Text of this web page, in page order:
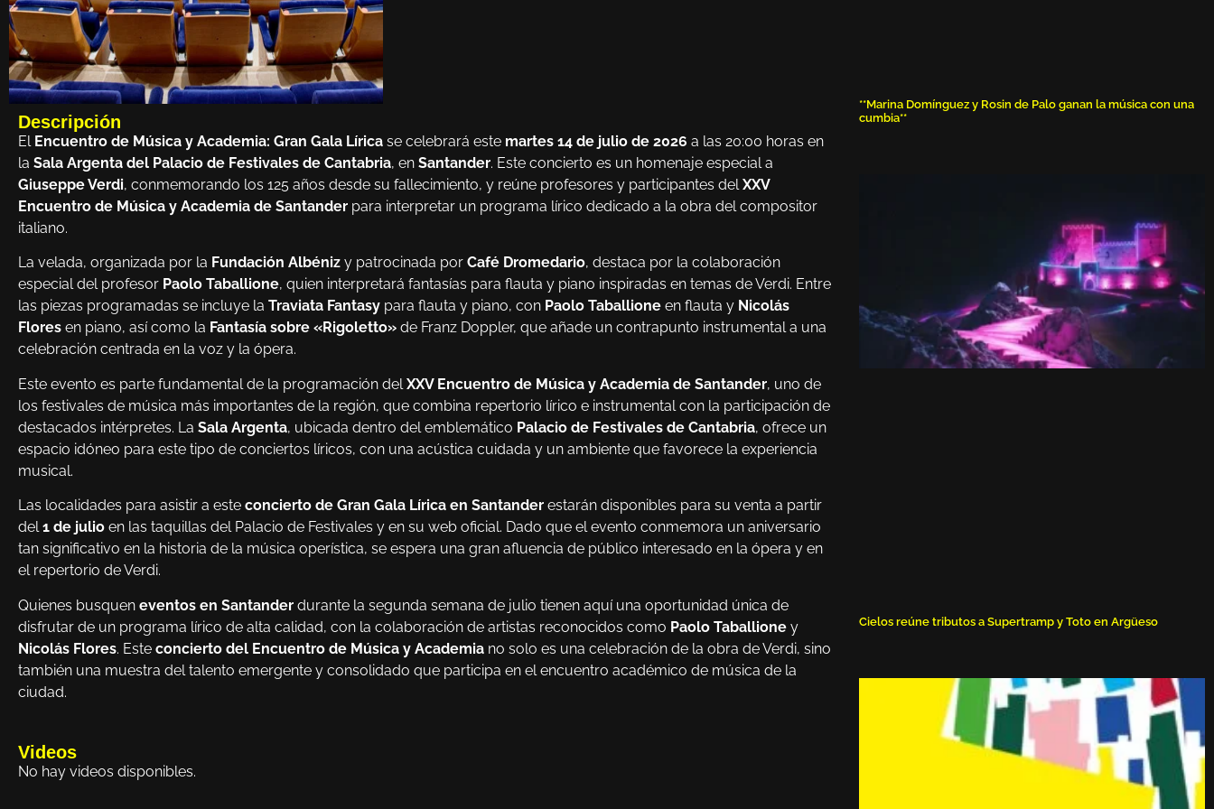
Descripción
El Encuentro de Música y Academia: Gran Gala Lírica se celebrará este martes 14 de julio de 2026 a las 20:00 horas en
la Sala Argenta del Palacio de Festivales de Cantabria, en Santander. Este concierto es un homenaje especial a
Giuseppe Verdi, conmemorando los 125 años desde su fallecimiento, y reúne profesores y participantes delXXV
Encuentro de Música y Academia de Santander para interpretar un programa lírico dedicado a la obra del compositor
italiano.
La velada, organizada por la Fundación Albéniz y patrocinada por Café Dromedario, destaca por la colaboración
especial del profesor Paolo Taballione, quien interpretará fantasías para flauta y piano inspiradas en temas de Verdi. Entre
las piezas programadas se incluye la Traviata Fantasy para flauta y piano, con Paolo Taballione en flauta y Nicolás
Flores en piano, así como la Fantasía sobre «Rigoletto» de Franz Doppler, que añade un contrapunto instrumental a una
celebración centrada en la voz y la ópera.
Este evento es parte fundamental de la programación del XXV Encuentro de Música y Academia de Santander, uno de
los festivales de música más importantes de la región, que combina repertorio lírico e instrumental con la participación de
destacados intérpretes. La Sala Argenta, ubicada dentro del emblemático Palacio de Festivales de Cantabria, ofrece un
espacio idóneo para este tipo de conciertos líricos, con una acústica cuidada y un ambiente que favorece la experiencia
musical.
Las localidades para asistir a este concierto de Gran Gala Lírica en Santander estarán disponibles para su venta a partir
del1 de julio en las taquillas del Palacio de Festivales y en su web oficial. Dado que el evento conmemora un aniversario
tan significativo en la historia de la música operística, se espera una gran afluencia de público interesado en la ópera y en
el repertorio de Verdi.
Quienes busquen eventos en Santander durante la segunda semana de julio tienen aquí una oportunidad única de
disfrutar de un programa lírico de alta calidad, con la colaboración de artistas reconocidos como Paolo Taballione y
Nicolás Flores. Este concierto del Encuentro de Música y Academia no solo es una celebración de la obra de Verdi, sino
también una muestra del talento emergente y consolidado que participa en el encuentro académico de música de la
ciudad.
Videos
No hay videos disponibles.
**Marina Domínguez y Rosin de Palo ganan la música con una
cumbia**
Cielos reúne tributos a Supertramp y Toto en Argüeso